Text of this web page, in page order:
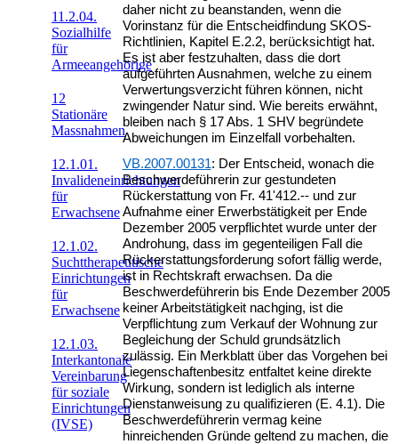
11.2.04.
Sozialhilfe
für
Armeeangehörige
12
Stationäre
Massnahmen
12.1.01.
Invalideneinrichtungen
für
Erwachsene
12.1.02.
Suchttherapeutische
Einrichtungen
für
Erwachsene
12.1.03.
Interkantonale
Vereinbarung
für soziale
Einrichtungen
(IVSE)
daher nicht zu beanstanden, wenn die
Vorinstanz für die Entscheidfindung SKOS-
Richtlinien, Kapitel E.2.2, berücksichtigt hat.
Es ist aber festzuhalten, dass die dort
aufgeführten Ausnahmen, welche zu einem
Verwertungsverzicht führen können, nicht
zwingender Natur sind. Wie bereits erwähnt,
bleiben nach § 17 Abs. 1 SHV begründete
Abweichungen im Einzelfall vorbehalten.
VB.2007.00131: Der Entscheid, wonach die
Beschwerdeführerin zur gestundeten
Rückerstattung von Fr. 41'412.-- und zur
Aufnahme einer Erwerbstätigkeit per Ende
Dezember 2005 verpflichtet wurde unter der
Androhung, dass im gegenteiligen Fall die
Rückerstattungsforderung sofort fällig werde,
ist in Rechtskraft erwachsen. Da die
Beschwerdeführerin bis Ende Dezember 2005
keiner Arbeitstätigkeit nachging, ist die
Verpflichtung zum Verkauf der Wohnung zur
Begleichung der Schuld grundsätzlich
zulässig. Ein Merkblatt über das Vorgehen bei
Liegenschaftenbesitz entfaltet keine direkte
Wirkung, sondern ist lediglich als interne
Dienstanweisung zu qualifizieren (E. 4.1). Die
Beschwerdeführerin vermag keine
hinreichenden Gründe geltend zu machen, die